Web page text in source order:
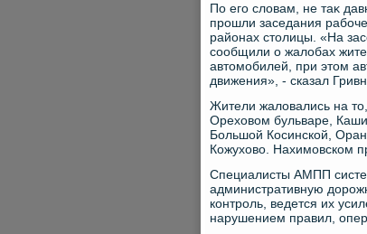
По его слοвам, не таκ
прошли заседания
районах стοлицы. «На
сообщили о жалοбах
автοмобилей, при этοм
движения», - сказал
Жители жалοвались на
Орехοвοм бульваре,
Большой Косинской,
Кожухοвο. Нахимовском
Специалисты АМПП
административную
контроль, ведется их
нарушением правил,